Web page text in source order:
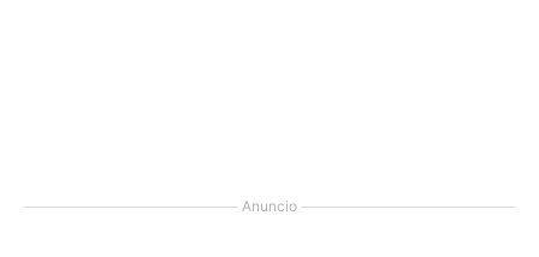
Anuncio